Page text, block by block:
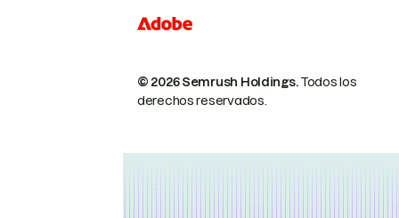
© 2026 Semrush Holdings.Todos los
derechos reservados.